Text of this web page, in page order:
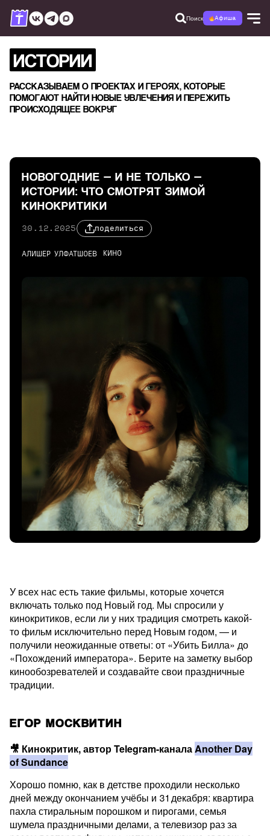
Поиск Афиша
ИСТОРИИ
РАССКАЗЫВАЕМ О ПРОЕКТАХ И ГЕРОЯХ, КОТОРЫЕ
ПОМОГАЮТ НАЙТИ НОВЫЕ УВЛЕЧЕНИЯ И ПЕРЕЖИТЬ
ПРОИСХОДЯЩЕЕ ВОКРУГ
НОВОГОДНИЕ — И НЕ ТОЛЬКО —
ИСТОРИИ: ЧТО СМОТРЯТ ЗИМОЙ
КИНОКРИТИКИ
30.12.2025 поделиться
АЛИШЕР УЛФАТШОЕВ КИНО
У всех нас есть такие фильмы, которые хочется
включать только под Новый год. Мы спросили у
кинокритиков, если ли у них традиция смотреть какой-
то фильм исключительно перед Новым годом, — и
получили неожиданные ответы: от «Убить Билла» до
«Похождений императора». Берите на заметку выбор
кинообозревателей и создавайте свои праздничные
традиции.
ЕГОР МОСКВИТИН
🎥 Кинокритик, автор Telegram-каналаAnother Day
of Sundance
Хорошо помню, как в детстве проходили несколько
дней между окончанием учёбы и 31 декабря: квартира
пахла стиральным порошком и пирогами, семья
шумела праздничными делами, а телевизор раз за